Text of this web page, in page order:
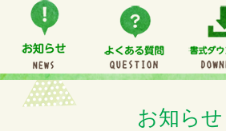
お知らせ